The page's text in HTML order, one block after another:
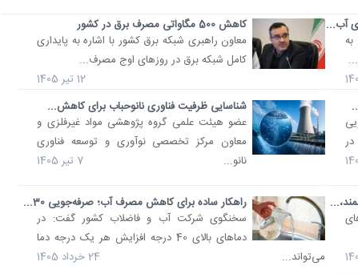
در
کاهش 500 مگاواتی مصرف برق در کشور
معاون راهبری شبکه برق کشور با اشاره به پایداری
کامل شبکه برق در روزهای اوج مصرف...
12 تیر 1405
شناسایی ظرفیت فناوری نانوحباب برای کاهش...
عضو هیئت علمی گروه پژوهشی مواد غیرفلزی و
معاون مرکز تخصصی نوآوری و توسعه فناوری
نانو...
7 تیر 1405
راهکار ساده برای کاهش مصرف آب؛ صرفه‌جویی 30...
سخنگوی شرکت آب و فاضلاب کشور گفت: در
دماهای بالای 40 درجه افزایش هر یک درجه دما
می‌تواند...
24 خرداد 1405